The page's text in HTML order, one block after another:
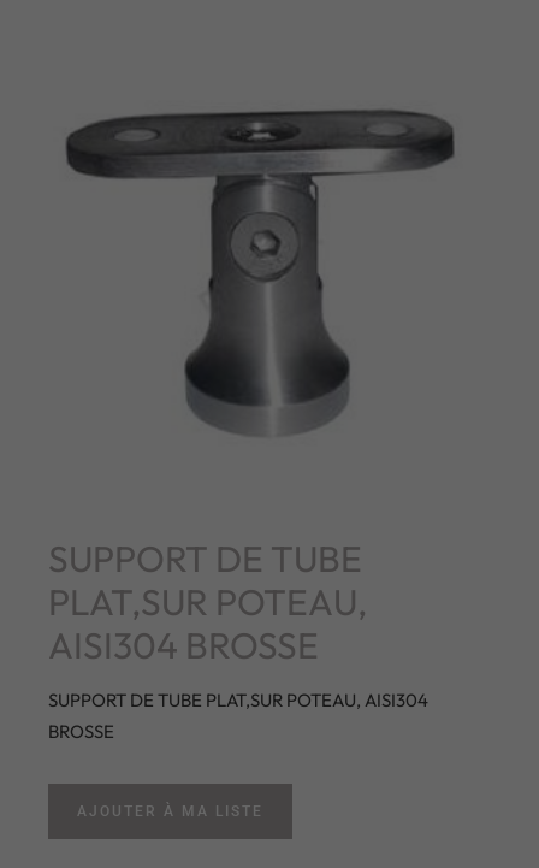
SUPPORT DE TUBE
PLAT,SUR POTEAU,
AISI304 BROSSE
SUPPORT DE TUBE PLAT,SUR POTEAU, AISI304
BROSSE
AJOUTER À MA LISTE